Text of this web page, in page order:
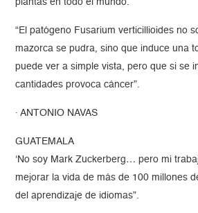
plantas en todo el mundo.
“El patógeno Fusarium verticillioides no
mazorca se pudra, sino que induce una
puede ver a simple vista, pero que si se
cantidades provoca cáncer”.
· ANTONIO NAVAS
GUATEMALA
‘No soy Mark Zuckerberg… pero mi
mejorar la vida de más de 100 millones
del aprendizaje de idiomas”.